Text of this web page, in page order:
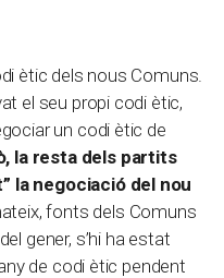
ètic dels nous Comuns.
el seu propi codi ètic,
un codi ètic de
la resta dels partits
la negociació del nou
fonts dels Comuns
gener, s’hi ha estat
de codi ètic pendent